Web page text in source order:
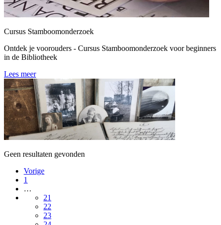
Cursus Stamboomonderzoek
Ontdek je voorouders - Cursus Stamboomonderzoek voor beginners
in de Bibliotheek
Lees meer
Geen resultaten gevonden
Vorige
1
…
21
22
23